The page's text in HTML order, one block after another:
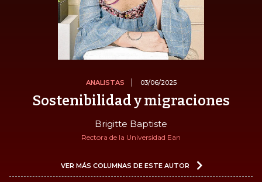
ANALISTAS 03/06/2025
Sostenibilidad y migraciones
Brigitte Baptiste
Rectora de la Universidad Ean
VER MÁS COLUMNAS DE ESTE AUTOR